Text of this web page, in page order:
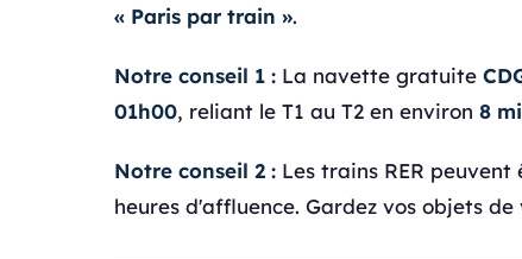
« Paris par train ».
Notre conseil 1 : La navette gratuite
01h00, reliant le T1 au T2 en environ 8
Notre conseil 2 : Les trains RER
heures d'affluence. Gardez vos objets